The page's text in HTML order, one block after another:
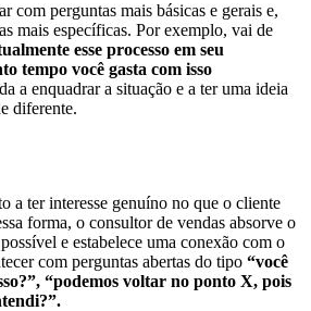
com perguntas mais básicas e gerais e,
mais específicas. Por exemplo, vai de
esse processo em seu
tempo você gasta com isso
a enquadrar a situação e a ter uma ideia
diferente.
a ter interesse genuíno no que o cliente
forma, o consultor de vendas absorve o
e estabelece uma conexão com o
com perguntas abertas do tipo “você
“podemos voltar no ponto X, pois